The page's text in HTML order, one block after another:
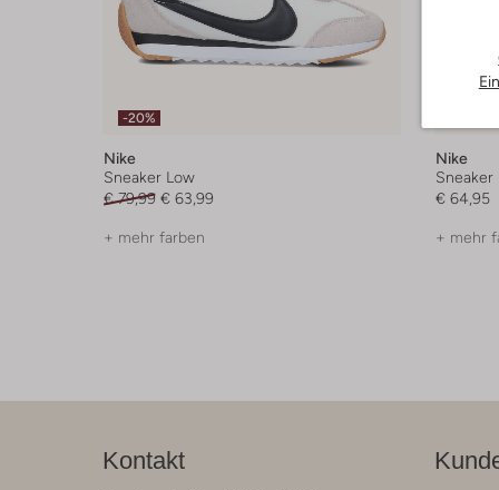
-20%
Nike
Sneaker Low
€ 79,99 € 63,99
+ mehr farben
Nike
Sneaker
€ 64,95
+ mehr
Kontakt